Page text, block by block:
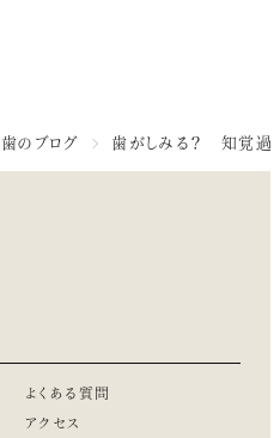
歯のブログ 歯がしみる？ 知覚過
よくある質問
アクセス